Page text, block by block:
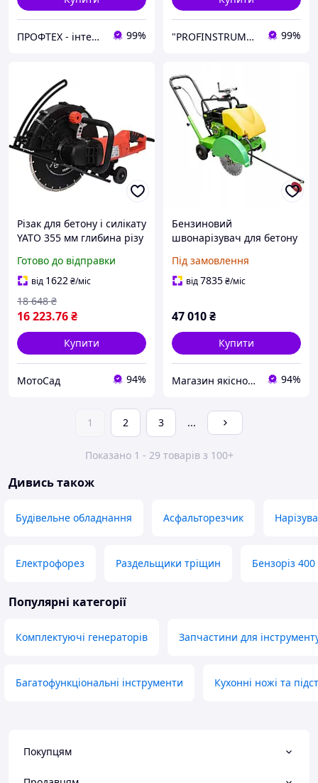
ПРОФТЕХ - інтернет-магазин силової техніки. 99% "PROFINSTRUMENT UA" 99%
Різак для бетону і силікату
YATO 355 мм глибина різу
Готово до відправки
від 1622₴/міс
16 223.76₴
18 648 ₴
Купити
МотоСад 94%
Бензиновий
швонарізувач для бетону
Zipper ZI-BES350Y 350 мм
Під замовлення
від7835₴/міс
47 010₴
Купити
Магазин якісного інструменту Tools Shop 24/7 94%
1 2 3 ...
Показано 1 - 29 товарів з 100+
Дивись також
Будівельне обладнання Асфальторезчик
Електрофорез Раздельщики тріщин Бензоріз
Популярні категорії
Комплектуючі генераторів Запчастини для
Багатофункціональні інструменти Кухонні ножі та
Покупцям